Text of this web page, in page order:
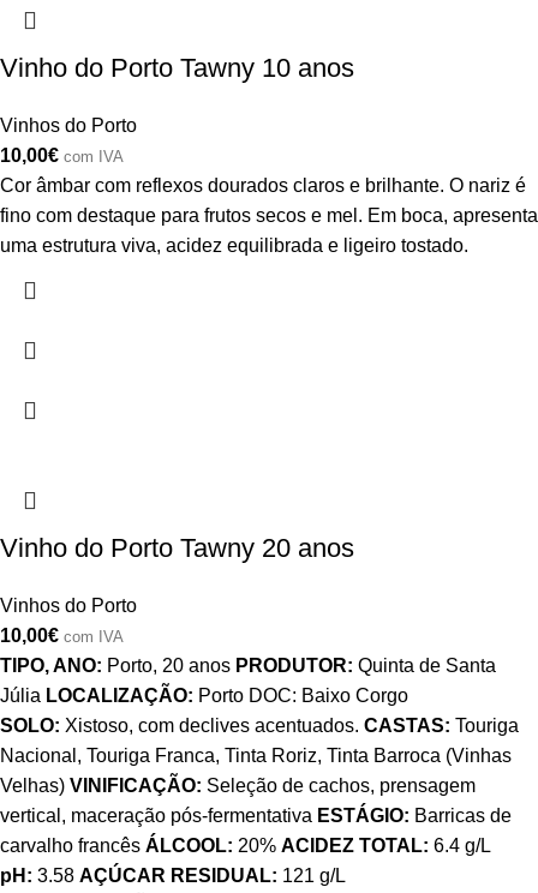
Vinho do Porto Tawny 10 anos
Vinhos do Porto
10,00€ com IVA
Cor âmbar com reflexos dourados claros e brilhante. O nariz é
fino com destaque para frutos secos e mel. Em boca, apresenta
uma estrutura viva, acidez equilibrada e ligeiro tostado.
Vinho do Porto Tawny 20 anos
Vinhos do Porto
10,00€ com IVA
TIPO, ANO: Porto, 20 anos PRODUTOR: Quinta de Santa
Júlia LOCALIZAÇÃO: Porto DOC: Baixo Corgo
SOLO: Xistoso, com declives acentuados. CASTAS: Touriga
Nacional, Touriga Franca, Tinta Roriz, Tinta Barroca (Vinhas
Velhas) VINIFICAÇÃO: Seleção de cachos, prensagem
vertical, maceração pós-fermentativa ESTÁGIO: Barricas de
carvalho francês ÁLCOOL: 20% ACIDEZ TOTAL: 6.4 g/L
pH: 3.58 AÇÚCAR RESIDUAL: 121 g/L